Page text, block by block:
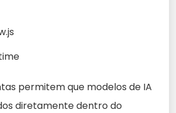
permitem que modelos de IA
diretamente dentro do